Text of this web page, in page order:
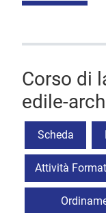
Corso di
edile-
Scheda
Attività